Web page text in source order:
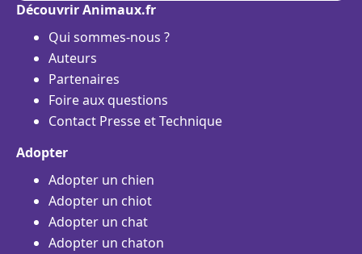
Découvrir Animaux.fr
Qui sommes-nous ?
Auteurs
Partenaires
Foire aux questions
Contact Presse et Technique
Adopter
Adopter un chien
Adopter un chiot
Adopter un chat
Adopter un chaton